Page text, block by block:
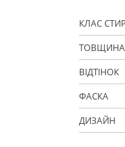
КЛАС
ТОВЩИНА
ВІДТІНОК
ФАСКА
ДИЗАЙН